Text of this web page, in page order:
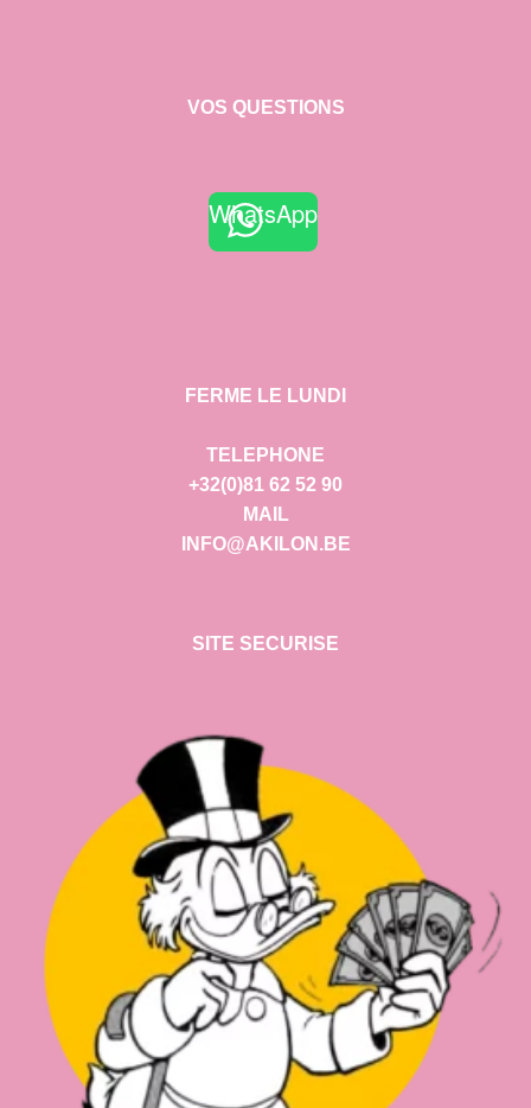
VOS QUESTIONS
WhatsApp
FERME LE LUNDI
TELEPHONE
+32(0)81 62 52 90
MAIL
INFO@AKILON.BE
SITE SECURISE